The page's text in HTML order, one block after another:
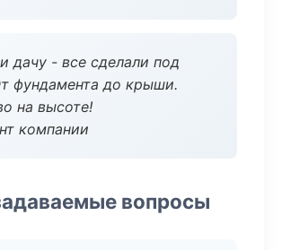
дачу - все сделали под
фундамента до крыши.
на высоте!
компании
вопросы